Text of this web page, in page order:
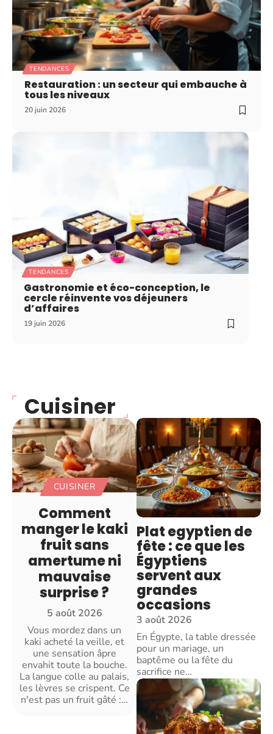
TENDANCES
Restauration : un secteur qui embauche à
tous les niveaux
20 juin 2026
TENDANCES
Gastronomie et éco-conception, le
cercle réinvente vos déjeuners
d’affaires
19 juin 2026
Cuisiner
CUISINER
Comment
manger le kaki
fruit sans
amertume ni
mauvaise
surprise ?
5 août 2026
Vous mordez dans un
kaki acheté la veille, et
une sensation âpre
envahit toute la bouche.
La langue colle au palais,
les lèvres se crispent. Ce
n'est pas un fruit gâté :…
Plat egyptien de
fête : ce que les
Égyptiens
servent aux
grandes
occasions
3 août 2026
En Égypte, la table dressée
pour un mariage, un
baptême ou la fête du
sacrifice ne…